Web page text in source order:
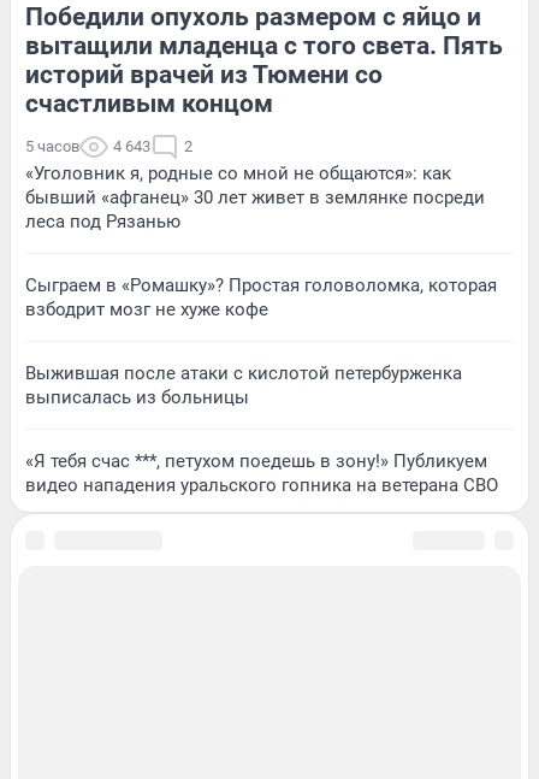
Победили опухоль размером с яйцо и
вытащили младенца с того света. Пять
историй врачей из Тюмени со
счастливым концом
5 часов 4 643 2
«Уголовник я, родные со мной не общаются»: как
бывший «афганец» 30 лет живет в землянке посреди
леса под Рязанью
Сыграем в «Ромашку»? Простая головоломка, которая
взбодрит мозг не хуже кофе
Выжившая после атаки с кислотой петербурженка
выписалась из больницы
«Я тебя счас ***, петухом поедешь в зону!» Публикуем
видео нападения уральского гопника на ветерана СВО